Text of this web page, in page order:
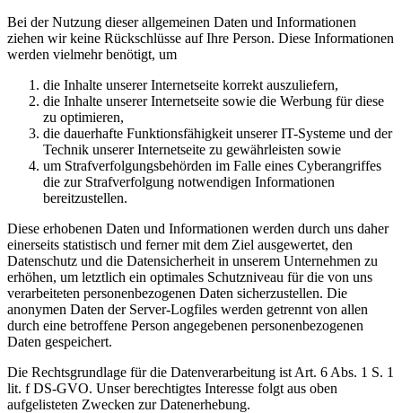
Bei der Nutzung dieser allgemeinen Daten und Informationen
ziehen wir keine Rückschlüsse auf Ihre Person. Diese Informationen
werden vielmehr benötigt, um
die Inhalte unserer Internetseite korrekt auszuliefern,
die Inhalte unserer Internetseite sowie die Werbung für diese
zu optimieren,
die dauerhafte Funktionsfähigkeit unserer IT-Systeme und der
Technik unserer Internetseite zu gewährleisten sowie
um Strafverfolgungsbehörden im Falle eines Cyberangriffes
die zur Strafverfolgung notwendigen Informationen
bereitzustellen.
Diese erhobenen Daten und Informationen werden durch uns daher
einerseits statistisch und ferner mit dem Ziel ausgewertet, den
Datenschutz und die Datensicherheit in unserem Unternehmen zu
erhöhen, um letztlich ein optimales Schutzniveau für die von uns
verarbeiteten personenbezogenen Daten sicherzustellen. Die
anonymen Daten der Server-Logfiles werden getrennt von allen
durch eine betroffene Person angegebenen personenbezogenen
Daten gespeichert.
Die Rechtsgrundlage für die Datenverarbeitung ist Art. 6 Abs. 1 S. 1
lit. f DS-GVO. Unser berechtigtes Interesse folgt aus oben
aufgelisteten Zwecken zur Datenerhebung.